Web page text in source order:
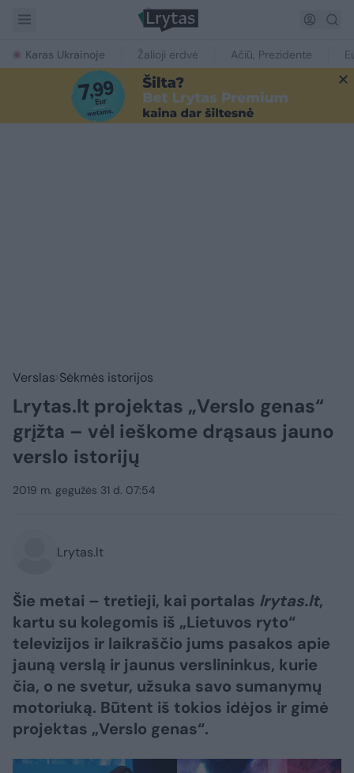
Karas Ukrainoje Žalioji erdvė Ačiū, Prezidente
Verslas Sėkmės istorijos
Lrytas.lt projektas „Verslo genas“
grįžta – vėl ieškome drąsaus jauno
verslo istorijų
2019 m. gegužės 31 d. 07:54
Lrytas.lt
Šie metai – tretieji, kai portalas lrytas.lt,
kartu su kolegomis iš „Lietuvos ryto“
televizijos ir laikraščio jums pasakos apie
jauną verslą ir jaunus verslininkus, kurie
čia, o ne svetur, užsuka savo sumanymų
motoriuką. Būtent iš tokios idėjos ir gimė
projektas „Verslo genas“.